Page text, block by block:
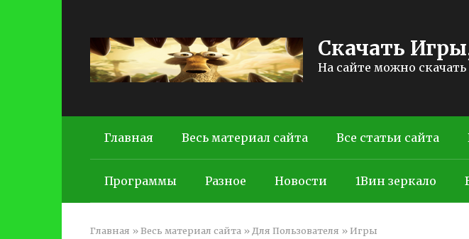
Скачать
На сайте можно
Главная Весь материал сайта Все статьи сайта
Программы Разное Новости 1Вин зеркало
Главная »Весь материал сайта » Для Пользователя » Игры